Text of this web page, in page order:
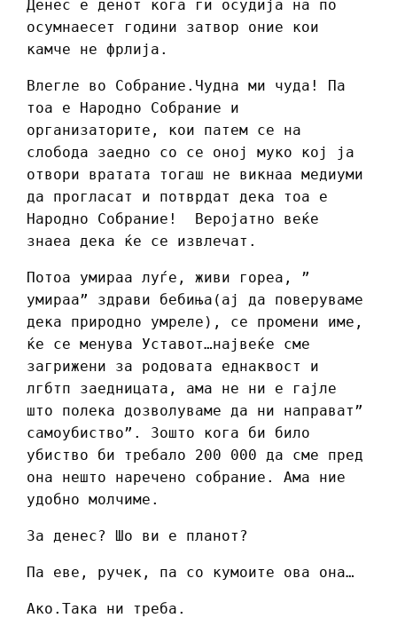
Денес е денот кога ги осудија на по
осумнаесет години затвор оние кои
камче не фрлија.
Влегле во Собрание.Чудна ми чуда! Па
тоа е Народно Собрание и
организаторите, кои патем се на
слобода заедно со се оној муко кој ја
отвори вратата тогаш не викнаа медиуми
да прогласат и потврдат дека тоа е
Народно Собрание! Веројатно веќе
знаеа дека ќе се извлечат.
Потоа умираа луѓе, живи гореа, ”
умираа” здрави бебиња(ај да поверуваме
дека природно умреле), се промени име,
ќе се менува Уставот…највеќе сме
загрижени за родовата еднаквост и
лгбтп заедницата, ама не ни е гајле
што полека дозволуваме да ни направат”
самоубиство”. Зошто кога би било
убиство би требало 200 000 да сме пред
она нешто наречено собрание. Ама ние
удобно молчиме.
За денес? Шо ви е планот?
Па еве, ручек, па со кумоите ова она…
Ако.Така ни треба.